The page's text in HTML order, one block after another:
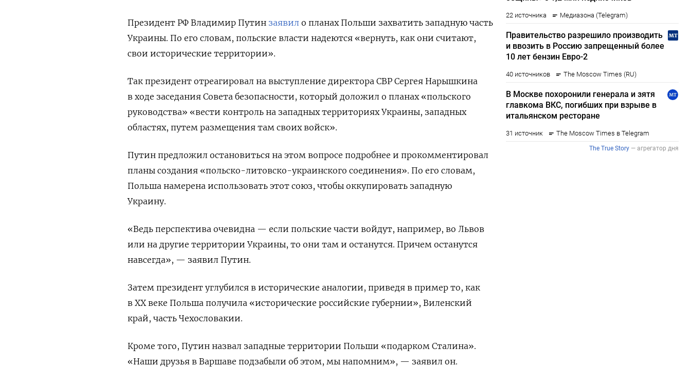
Президент РФ Владимир Путин заявил о планах Польши захватить западную часть
Украины. По его словам, польские власти надеются «вернуть, как они считают,
свои исторические территории».
Так президент отреагировал на выступление директора СВР Сергея Нарышкина
в ходе заседания Совета безопасности, который доложил о планах «польского
руководства» «вести контроль на западных территориях Украины, западных
областях, путем размещения там своих войск».
Путин предложил остановиться на этом вопросе подробнее и прокомментировал
планы создания «польско-литовско-украинского соединения». По его словам,
Польша намерена использовать этот союз, чтобы оккупировать западную
Украину.
«Ведь перспектива очевидна — если польские части войдут, например, во Львов
или на другие территории Украины, то они там и останутся. Причем останутся
навсегда», — заявил Путин.
Затем президент углубился в исторические аналогии, приведя в пример то, как
в XX веке Польша получила «исторические российские губернии», Виленский
край, часть Чехословакии.
Кроме того, Путин назвал западные территории Польши «подарком Сталина».
«Наши друзья в Варшаве подзабыли об этом, мы напомним», — заявил он.